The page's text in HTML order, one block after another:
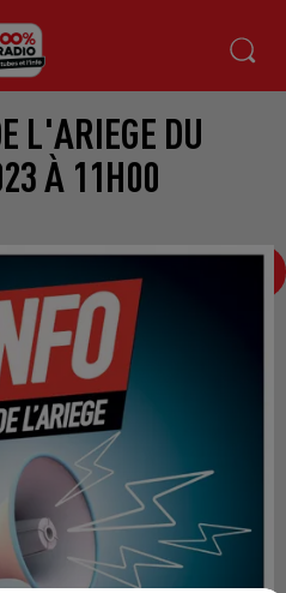
L'ARIEGE DU
À 11H00